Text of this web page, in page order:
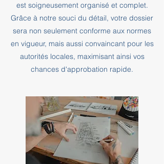
est soigneusement organisé et complet.
Grâce à notre souci du détail, votre dossier
sera non seulement conforme aux normes
en vigueur, mais aussi convaincant pour les
autorités locales, maximisant ainsi vos
chances d'approbation rapide.